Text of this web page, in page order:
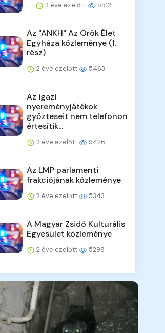
2 éve ezelőtt 5512
Az "ANKH" Az Örök Élet
Egyháza közleménye (1.
rész)
2 éve ezelőtt 5463
Az igazi
nyereményjátékok
győzteseit nem telefonon
értesítik...
2 éve ezelőtt 5426
Az LMP parlamenti
frakciójának közleménye
2 éve ezelőtt 5343
A Magyar Zsidó Kulturális
Egyesület közleménye
2 éve ezelőtt 5298